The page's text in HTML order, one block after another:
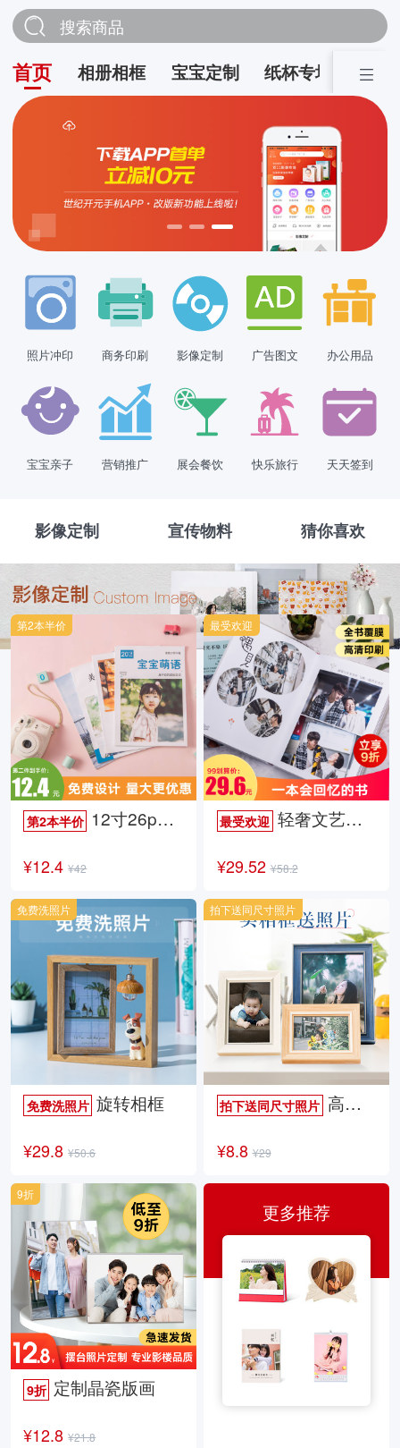
搜索商品
首页 相册相框 宝宝定制 纸杯专场 营销
照片冲印 商务印刷 影像定制 广告图文 办公用品
宝宝亲子 营销推广 展会餐饮 快乐旅行 天天签到
影像定制 宣传物料 猜你喜欢
第2本半价 12寸26p时尚杂志册
¥12.4 ¥42
第2本半价
最受欢迎 轻奢文艺照片书
¥29.52 ¥58.2
最受欢迎
免费洗照片 旋转相框
¥29.8 ¥50.6
免费洗照片
拍下送同尺寸照片高档欧式相框
¥8.8 ¥29
拍下送同尺寸照片
9折 定制晶瓷版画
¥12.8 ¥21.8
9折
更多推荐